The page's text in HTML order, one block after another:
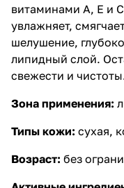
витаминами А, Е и
увлажняет,
шелушение,
липидный слой.
свежести и
Зона применения:
Типы кожи: cухая,
Возраст: без